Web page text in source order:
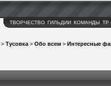
ТВОРЧЕСТВО ГИЛЬДИИ КОМАНДЫ ТР
> Тусовка > Обо всем > Интересные